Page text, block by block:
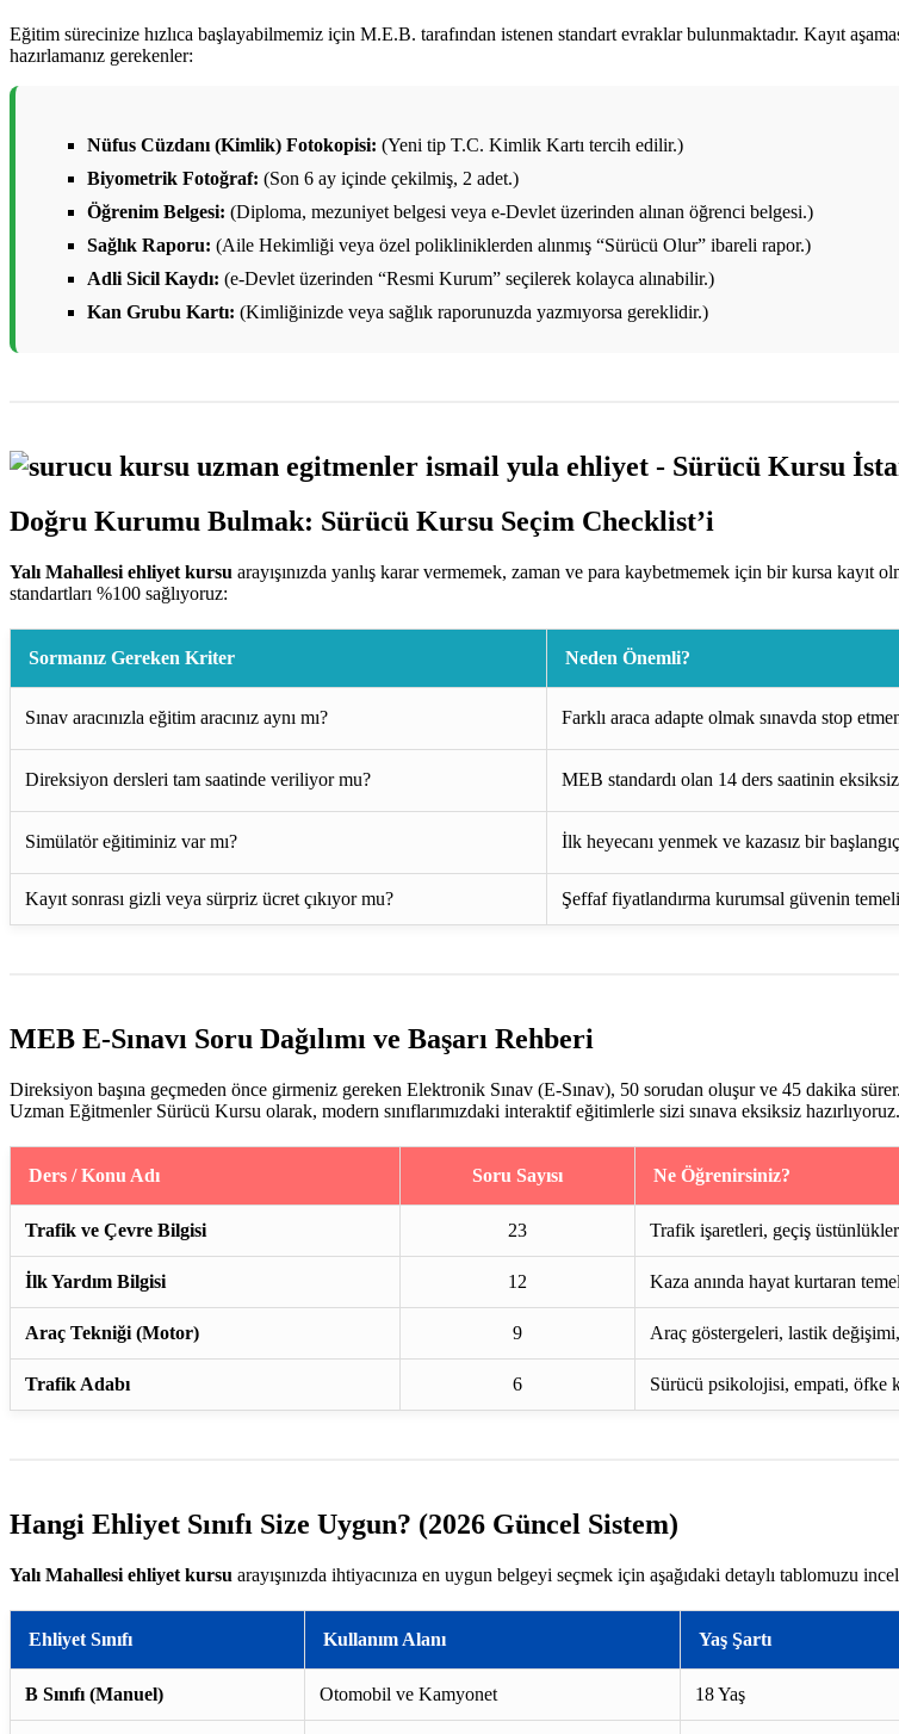
Eğitim sürecinize hızlıca başlayabilmemiz için M.E.B. tarafından istenen standart evraklar bulunmaktadır. Kayıt
hazırlamanız gerekenler:
Nüfus Cüzdanı (Kimlik) Fotokopisi: (Yeni tip T.C. Kimlik Kartı tercih edilir.)
Biyometrik Fotoğraf: (Son 6 ay içinde çekilmiş, 2 adet.)
Öğrenim Belgesi: (Diploma, mezuniyet belgesi veya e-Devlet üzerinden alınan öğrenci belgesi.)
Sağlık Raporu: (Aile Hekimliği veya özel polikliniklerden alınmış “Sürücü Olur” ibareli rapor.)
Adli Sicil Kaydı: (e-Devlet üzerinden “Resmi Kurum” seçilerek kolayca alınabilir.)
Kan Grubu Kartı: (Kimliğinizde veya sağlık raporunuzda yazmıyorsa gereklidir.)
Doğru Kurumu Bulmak: Sürücü Kursu Seçim Checklist’i
Yalı Mahallesi ehliyet kursu arayışınızda yanlış karar vermemek, zaman ve para kaybetmemek için bir kursa
standartları %100 sağlıyoruz:
Sormanız Gereken Kriter Neden Önemli?
Sınav aracınızla eğitim aracınız aynı mı? Farklı araca adapte olmak sınavda stop
Direksiyon dersleri tam saatinde veriliyor mu? MEB standardı olan 14 ders saatinin eksiksiz
Simülatör eğitiminiz var mı? İlk heyecanı yenmek ve kazasız bir
Kayıt sonrası gizli veya sürpriz ücret çıkıyor mu? Şeffaf fiyatlandırma kurumsal güvenin
MEB E-Sınavı Soru Dağılımı ve Başarı Rehberi
Direksiyon başına geçmeden önce girmeniz gereken Elektronik Sınav (E-Sınav), 50 sorudan oluşur ve 45 dakika
Uzman Eğitmenler Sürücü Kursu olarak, modern sınıflarımızdaki interaktif eğitimlerle sizi sınava eksiksiz hazırlıyoruz.
Ders / Konu Adı Soru Sayısı Ne Öğrenirsiniz?
Trafik ve Çevre Bilgisi 23 Trafik işaretleri, geçiş
İlk Yardım Bilgisi 12 Kaza anında hayat kurtaran
Araç Tekniği (Motor) 9 Araç göstergeleri, lastik
Trafik Adabı 6 Sürücü psikolojisi, empati, öfke
Hangi Ehliyet Sınıfı Size Uygun? (2026 Güncel Sistem)
Yalı Mahallesi ehliyet kursu arayışınızda ihtiyacınıza en uygun belgeyi seçmek için aşağıdaki detaylı tablomuzu
Ehliyet Sınıfı Kullanım Alanı Yaş Şartı
B Sınıfı (Manuel) Otomobil ve Kamyonet 18 Yaş